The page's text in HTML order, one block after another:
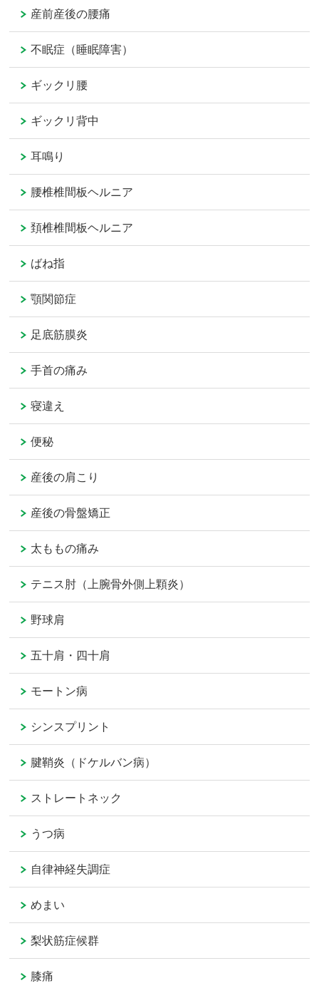
産前産後の腰痛
不眠症（睡眠障害）
ギックリ腰
ギックリ背中
耳鳴り
腰椎椎間板ヘルニア
頚椎椎間板ヘルニア
ばね指
顎関節症
足底筋膜炎
手首の痛み
寝違え
便秘
産後の肩こり
産後の骨盤矯正
太ももの痛み
テニス肘（上腕骨外側上顆炎）
野球肩
五十肩・四十肩
モートン病
シンスプリント
腱鞘炎（ドケルバン病）
ストレートネック
うつ病
自律神経失調症
めまい
梨状筋症候群
膝痛